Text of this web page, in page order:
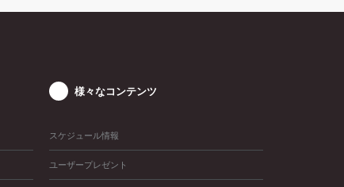
様々なコンテンツ
スケジュール情報
ユーザープレゼント